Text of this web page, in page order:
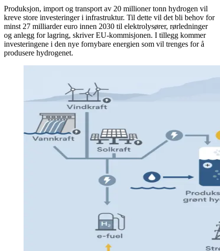
Produksjon, import og transport av 20 millioner tonn hydrogen vil
kreve store investeringer i infrastruktur. Til dette vil det bli behov for
minst 27 milliarder euro innen 2030 til elektrolysører, rørledninger
og anlegg for lagring, skriver EU-kommisjonen. I tillegg kommer
investeringene i den nye fornybare energien som vil trenges for å
produsere hydrogenet.